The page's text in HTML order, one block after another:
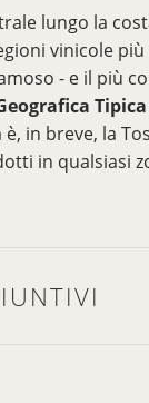
lungo la
vinicole
- e il più
in breve, la
in qualsiasi